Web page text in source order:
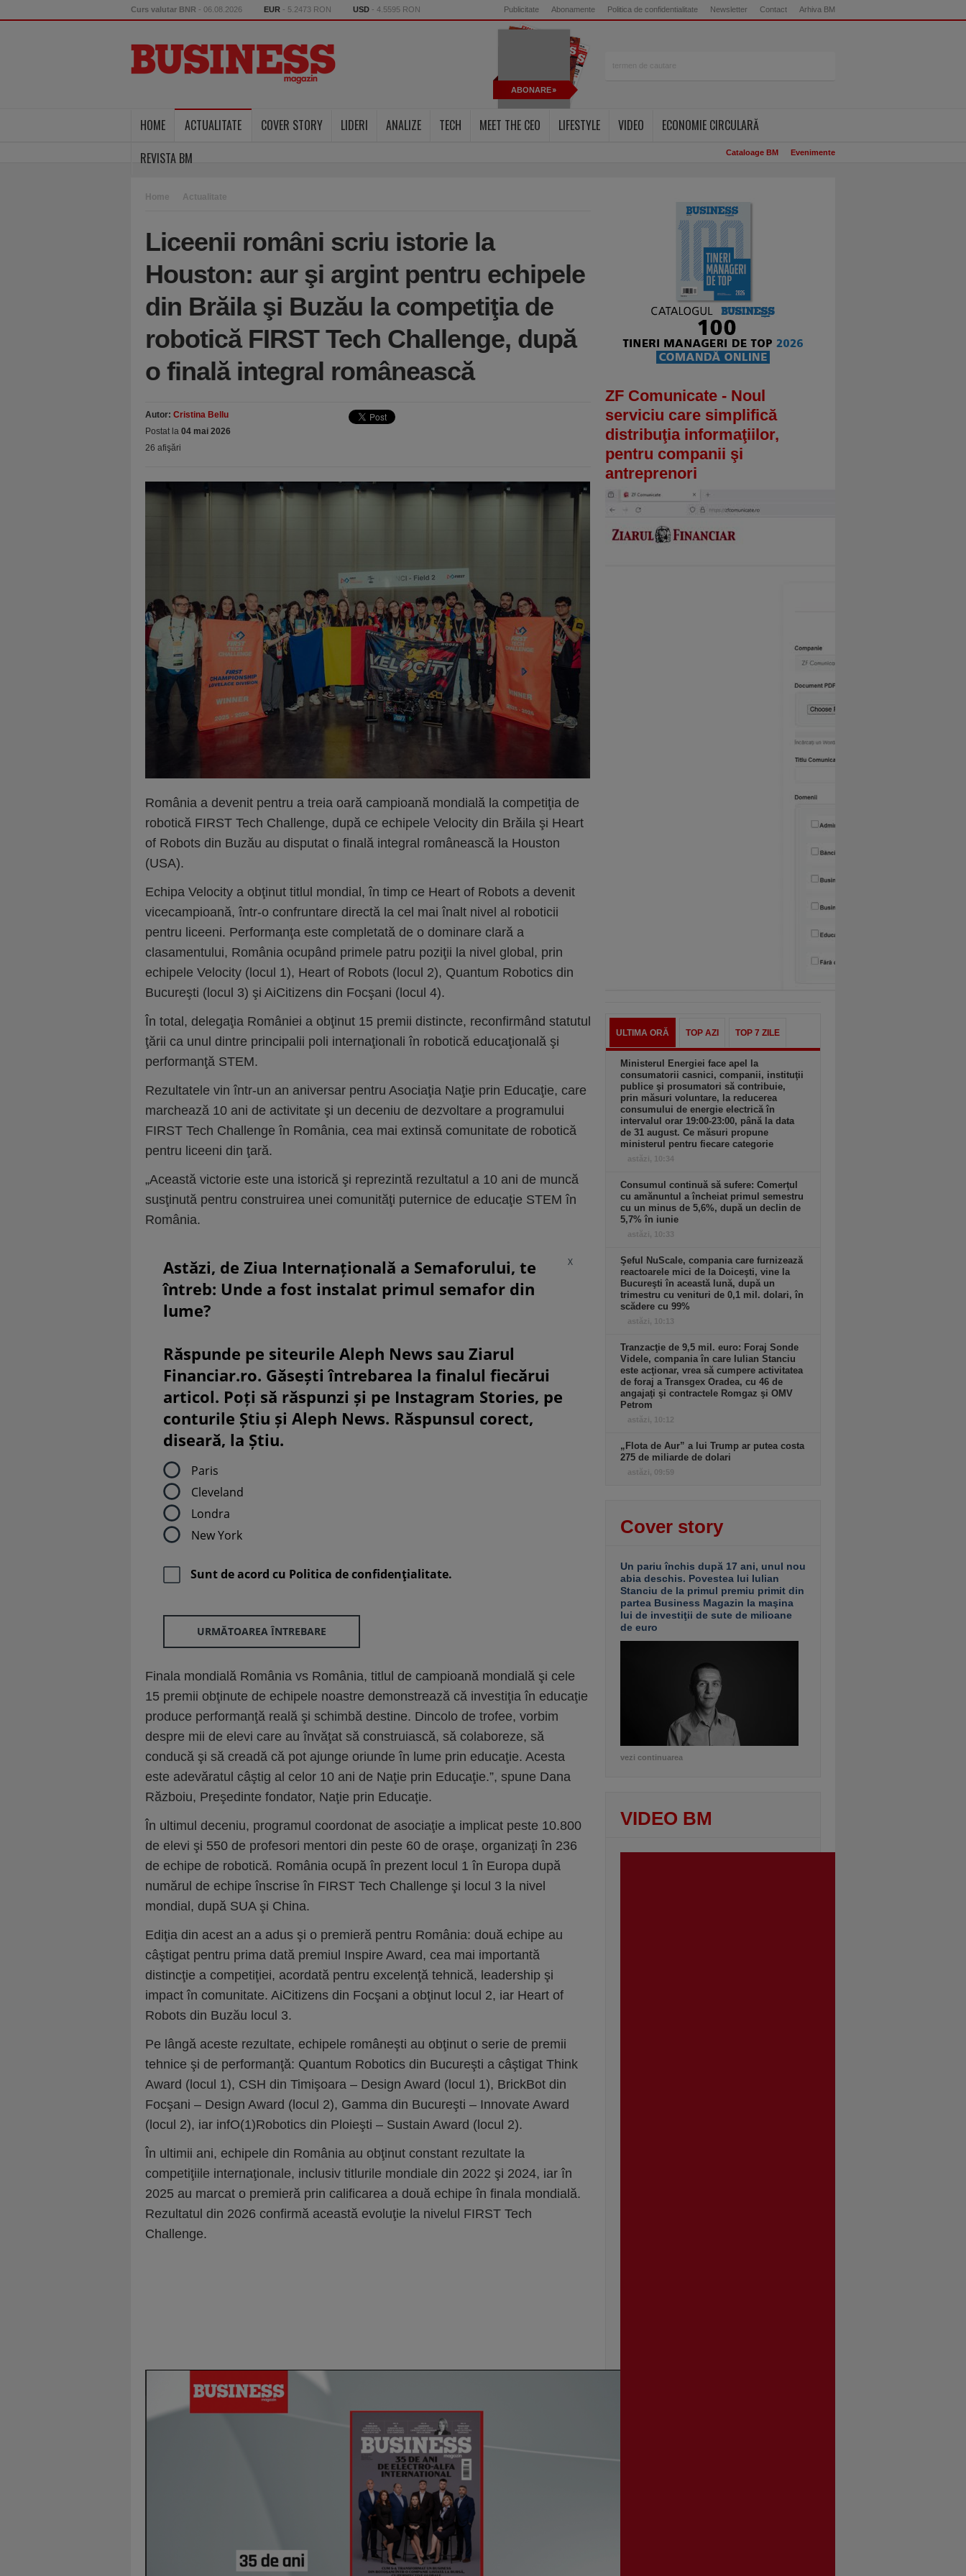
Curs valutar BNR - 06.08.2026 EUR - 5.2473 RON USD - 4.5595 RON Publicitate Abonamente Politica de confidentialitate Newsletter Contact Arhiva BM
ABONARE
HOME ACTUALITATE COVER STORY LIDERI ANALIZE TECH MEET THE CEO LIFESTYLE VIDEO
ECONOMIE CIRCULARĂ
REVISTA BM
Cataloage BM Evenimente
Home Actualitate
Liceenii români scriu istorie la
Houston: aur şi argint pentru echipele
din Brăila şi Buzău la competiţia de
robotică FIRST Tech Challenge, după
o finală integral românească
Autor: Cristina Bellu
Postat la 04 mai 2026
26 afişări
România a devenit pentru a treia oară campioană mondială la competiţia de
robotică FIRST Tech Challenge, după ce echipele Velocity din Brăila şi Heart
of Robots din Buzău au disputat o finală integral românească la Houston
(USA).
Echipa Velocity a obţinut titlul mondial, în timp ce Heart of Robots a devenit
vicecampioană, într-o confruntare directă la cel mai înalt nivel al roboticii
pentru liceeni. Performanţa este completată de o dominare clară a
clasamentului, România ocupând primele patru poziţii la nivel global, prin
echipele Velocity (locul 1), Heart of Robots (locul 2), Quantum Robotics din
Bucureşti (locul 3) şi AiCitizens din Focşani (locul 4).
În total, delegaţia României a obţinut 15 premii distincte, reconfirmând statutul
ţării ca unul dintre principalii poli internaţionali în robotică educaţională şi
performanţă STEM.
Rezultatele vin într-un an aniversar pentru Asociaţia Naţie prin Educaţie, care
marchează 10 ani de activitate şi un deceniu de dezvoltare a programului
FIRST Tech Challenge în România, cea mai extinsă comunitate de robotică
pentru liceeni din ţară.
„Această victorie este una istorică şi reprezintă rezultatul a 10 ani de muncă
susţinută pentru construirea unei comunităţi puternice de educaţie STEM în
România.
X
Astăzi, de Ziua Internațională a Semaforului, te
întreb: Unde a fost instalat primul semafor din
lume?
Răspunde pe siteurile Aleph News sau Ziarul
Financiar.ro. Găsești întrebarea la finalul fiecărui
articol. Poți să răspunzi și pe Instagram Stories, pe
conturile Știu și Aleph News. Răspunsul corect,
diseară, la Știu.
Paris
Cleveland
Londra
New York
Sunt de acord cu Politica de confidenţialitate.
URMĂTOAREA ÎNTREBARE
Finala mondială România vs România, titlul de campioană mondială şi cele
15 premii obţinute de echipele noastre demonstrează că investiţia în educaţie
produce performanţă reală şi schimbă destine. Dincolo de trofee, vorbim
despre mii de elevi care au învăţat să construiască, să colaboreze, să
conducă şi să creadă că pot ajunge oriunde în lume prin educaţie. Acesta
este adevăratul câştig al celor 10 ani de Naţie prin Educaţie.”, spune Dana
Războiu, Preşedinte fondator, Naţie prin Educaţie.
În ultimul deceniu, programul coordonat de asociaţie a implicat peste 10.800
de elevi şi 550 de profesori mentori din peste 60 de oraşe, organizaţi în 236
de echipe de robotică. România ocupă în prezent locul 1 în Europa după
numărul de echipe înscrise în FIRST Tech Challenge şi locul 3 la nivel
mondial, după SUA şi China.
Ediţia din acest an a adus şi o premieră pentru România: două echipe au
câştigat pentru prima dată premiul Inspire Award, cea mai importantă
distincţie a competiţiei, acordată pentru excelenţă tehnică, leadership şi
impact în comunitate. AiCitizens din Focşani a obţinut locul 2, iar Heart of
Robots din Buzău locul 3.
Pe lângă aceste rezultate, echipele româneşti au obţinut o serie de premii
tehnice şi de performanţă: Quantum Robotics din Bucureşti a câştigat Think
Award (locul 1), CSH din Timişoara – Design Award (locul 1), BrickBot din
Focşani – Design Award (locul 2), Gamma din Bucureşti – Innovate Award
(locul 2), iar infO(1)Robotics din Ploieşti – Sustain Award (locul 2).
În ultimii ani, echipele din România au obţinut constant rezultate la
competiţiile internaţionale, inclusiv titlurile mondiale din 2022 şi 2024, iar în
2025 au marcat o premieră prin calificarea a două echipe în finala mondială.
Rezultatul din 2026 confirmă această evoluţie la nivelul FIRST Tech
Challenge.
ZF Comunicate - Noul
serviciu care simplifică
distribuţia informaţiilor,
pentru companii şi
antreprenori
ULTIMA ORĂ TOP AZI TOP 7 ZILE
Ministerul Energiei face apel la
consumatorii casnici, companii, instituţii
publice şi prosumatori să contribuie,
prin măsuri voluntare, la reducerea
consumului de energie electrică în
intervalul orar 19:00-23:00, până la data
de 31 august. Ce măsuri propune
ministerul pentru fiecare categorie
astăzi, 10:34
Consumul continuă să sufere: Comerţul
cu amănuntul a încheiat primul semestru
cu un minus de 5,6%, după un declin de
5,7% în iunie
astăzi, 10:33
Şeful NuScale, compania care furnizează
reactoarele mici de la Doiceşti, vine la
Bucureşti în această lună, după un
trimestru cu venituri de 0,1 mil. dolari, în
scădere cu 99%
astăzi, 10:13
Tranzacţie de 9,5 mil. euro: Foraj Sonde
Videle, compania în care Iulian Stanciu
este acţionar, vrea să cumpere activitatea
de foraj a Transgex Oradea, cu 46 de
angajaţi şi contractele Romgaz şi OMV
Petrom
astăzi, 10:12
„Flota de Aur” a lui Trump ar putea costa
275 de miliarde de dolari
astăzi, 09:59
Cover story
Un pariu închis după 17 ani, unul nou
abia deschis. Povestea lui Iulian
Stanciu de la primul premiu primit din
partea Business Magazin la maşina
lui de investiţii de sute de milioane
de euro
vezi continuarea
VIDEO BM